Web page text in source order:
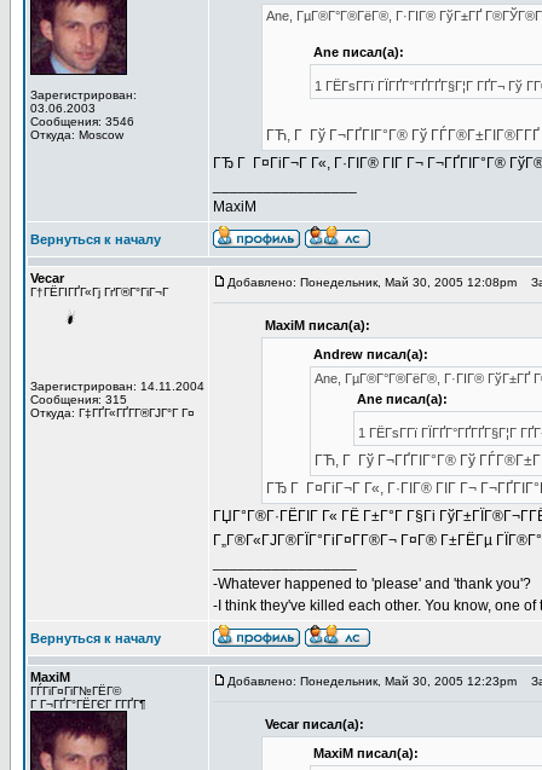
Зарегистрирован:
03.06.2003
Сообщения: 3546
Откуда: Moscow
Ane, ГµГ®Г°Г®ГёГ®, Г·ГІГ® ГўГ±ГҐ
Ane писал(а):
1 ГЁГѕГ­Гї ГЇГҐГ°ГҐГҐГ§Г¦Г ГҐГ¬ Гў
ГЋ, Г Гў Г¬ГҐГІГ°Г® Гў
ГЂ Г Г¤ГіГ¬Г Г«, Г·ГІГ® ГІГ Г¬ Г¬ГҐГІГ°Г®
MaxiM
Вернуться к началу
Vecar
Г†ГЁГІГҐГ«Гј ГґГ®Г°ГіГ¬Г
Зарегистрирован: 14.11.2004
Сообщения: 315
Откуда: Г‡ГҐГ«ГҐГ­Г®ГЈГ°Г Г¤
Добавлено: Понедельник, Май 30, 2005 12:08pm
MaxiM писал(а):
Andrew писал(а):
Ane, ГµГ®Г°Г®ГёГ®, Г·ГІГ® ГўГ±ГҐ
Ane писал(а):
1 ГЁГѕГ­Гї ГЇГҐГ°ГҐГҐГ§Г¦Г
ГЋ, Г Гў Г¬ГҐГІГ°Г® Гў
ГЂ Г Г¤ГіГ¬Г Г«, Г·ГІГ® ГІГ Г¬
ГЏГ°Г®Г·ГЁГІГ Г« ГЁ Г±Г°Г Г§Гі
Г„Г®Г«ГЈГ®ГЇГ°ГіГ¤Г­Г®Г¬ Г¤Г® Г±ГЁГµ
-Whatever happened to 'please' and 'thank you'?
-I think they've killed each other. You know, one
Вернуться к началу
MaxiM
ГЃГіГ¤ГіГ№ГЁГ©
Г Г¬ГҐГ°ГЁГЄГ Г­ГҐГ¶
Добавлено: Понедельник, Май 30, 2005 12:23pm
Vecar писал(а):
MaxiM писал(а):